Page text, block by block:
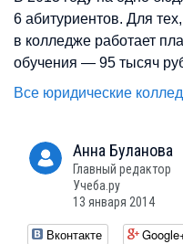
6 абитуриентов. Для
в колледже работает
обучения — 95 тысяч
Все юридические
Анна Буланова
Главный редактор
Учеба.ру
13 января 2014
Вконтакте